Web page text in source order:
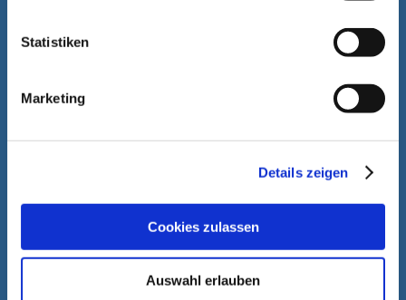
Statistiken
Marketing
Details zeigen
Cookies zulassen
Auswahl erlauben